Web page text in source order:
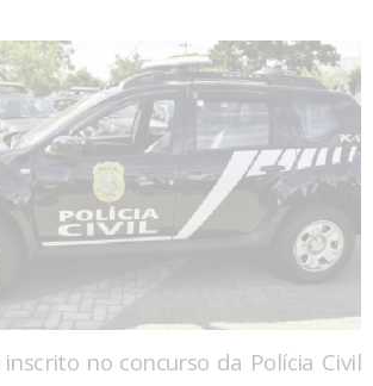
no concurso da Polícia Civil